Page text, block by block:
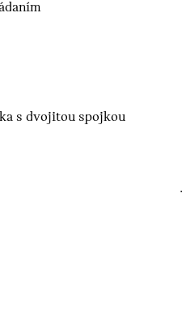
s dvojitou spojkou